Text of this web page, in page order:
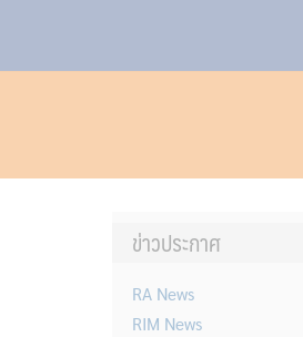
ข่าวประกาศ
RA News
RIM News